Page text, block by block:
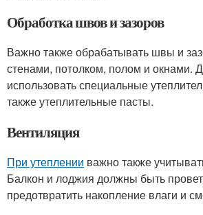
Обработка швов и зазоров
Важно также обрабатывать швы и
стенами, потолком, полом и окнами.
использовать специальные
также утеплительные пасты.
Вентиляция
При утеплении важно также
Балкон и лоджия должны быть
предотвратить накопление влаги и